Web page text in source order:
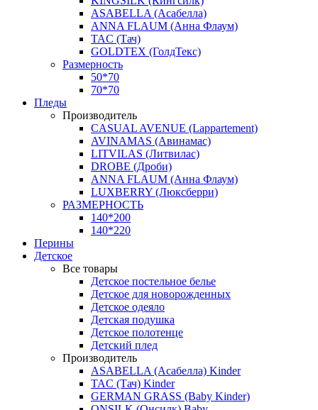
ASABELLA (Асабелла)
ANNA FLAUM (Анна Флаум)
TAC (Тач)
GOLDTEX (ГолдТекс)
Размерность
50*70
70*70
Пледы
Производитель
CASUAL AVENUE (Lappartement)
AVINAMAS (Авинамас)
LITVILAS (Литвилас)
DROBE (Дроби)
ANNA FLAUM (Анна Флаум)
LUXBERRY (Люксберри)
РАЗМЕРНОСТЬ
140*200
140*220
Перины
Детское
Все товары
Детское постельное белье
Детское для новорожденных
Детское одеяло
Детская подушка
Детское полотенце
Детский плед
Производитель
ASABELLA (Асабелла) Kinder
TAC (Тач) Kinder
GERMAN GRASS (Baby Kinder)